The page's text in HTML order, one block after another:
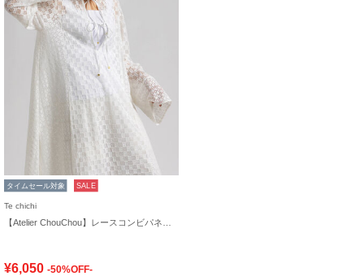
タイムセール対象 SALE
Te chichi
¥6,050 -50%OFF-